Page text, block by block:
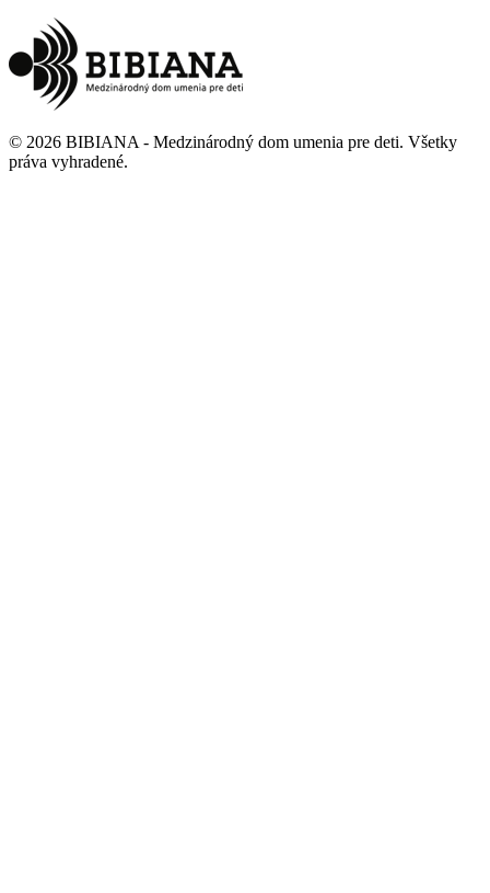
© 2026 BIBIANA - Medzinárodný dom umenia pre deti. Všetky
práva vyhradené.